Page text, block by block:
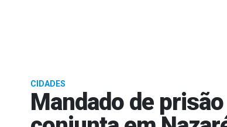
CIDADES
Mandado de